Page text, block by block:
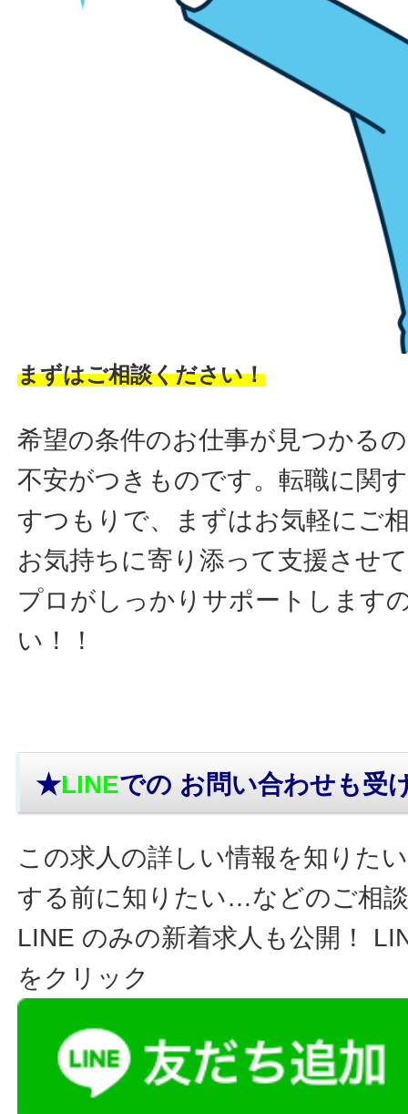
まずはご相談ください！
希望の条件のお仕事が見つかる
不安がつきものです。転職に関
すつもりで、まずはお気軽にご
お気持ちに寄り添って支援させ
プロがしっかりサポートします
い！！
★LINEでの お問い合わせも受
この求人の詳しい情報を知りた
する前に知りたい…などのご相
LINE のみの新着求人も公開！
をクリック